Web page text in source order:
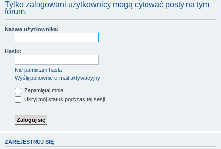
Tylko zalogowani użytkownicy mogą cytować posty na tym
forum.
Nazwa użytkownika:
Hasło:
Nie pamiętam hasła
Wyślij ponownie e-mail aktywacyjny
Zapamiętaj mnie
Ukryj mój status podczas tej sesji
ZAREJESTRUJ SIĘ